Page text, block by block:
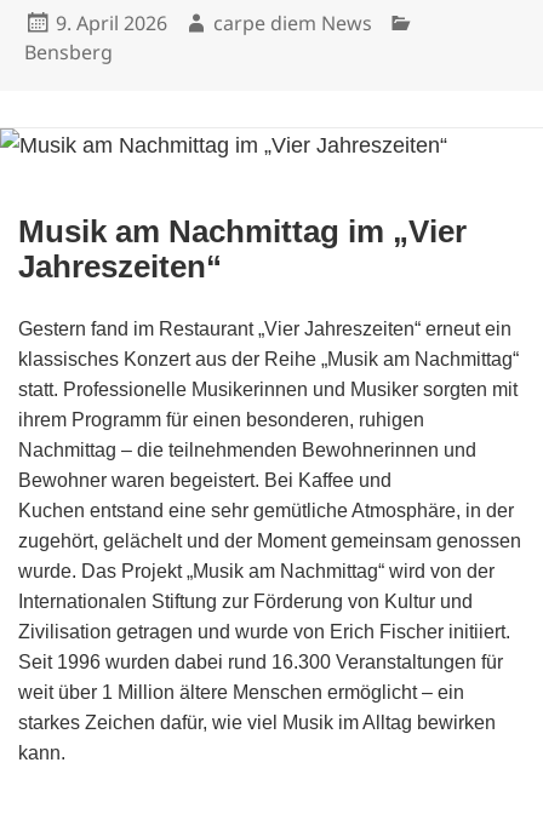
Veröffentlicht
9. April 2026 Autor
carpe diem News
Bensberg
Musik am Nachmittag im „Vier
Jahreszeiten“
Gestern fand im Restaurant „Vier Jahreszeiten“ erneut ein
klassisches Konzert aus der Reihe „Musik am Nachmittag“
statt. Professionelle Musikerinnen und Musiker sorgten mit
ihrem Programm für einen besonderen, ruhigen
Nachmittag – die teilnehmenden Bewohnerinnen und
Bewohner waren begeistert. Bei Kaffee und
Kuchen entstand eine sehr gemütliche Atmosphäre, in der
zugehört, gelächelt und der Moment gemeinsam genossen
wurde. Das Projekt „Musik am Nachmittag“ wird von der
Internationalen Stiftung zur Förderung von Kultur und
Zivilisation getragen und wurde von Erich Fischer initiiert.
Seit 1996 wurden dabei rund 16.300 Veranstaltungen für
weit über 1 Million ältere Menschen ermöglicht – ein
starkes Zeichen dafür, wie viel Musik im Alltag bewirken
kann.